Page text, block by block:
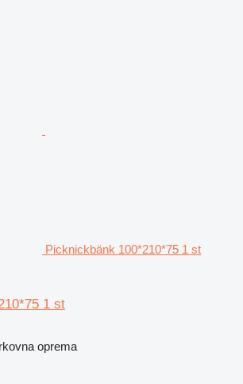
Picknickbänk 100*210*75 1 st
1 st
oprema